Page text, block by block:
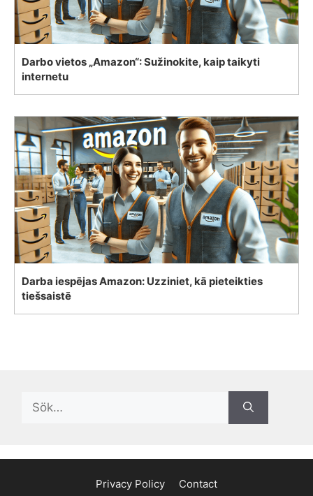
Darbo vietos „Amazon“: Sužinokite, kaip taikyti
internetu
Darba iespējas Amazon: Uzziniet, kā pieteikties
tiešsaistē
for:
Privacy Policy Contact